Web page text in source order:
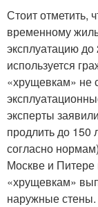
Стоит отметить,
временному
эксплуатацию
используется
«хрущевкам» не
эксперты
продлить до 150
согласно
Москве и Питере
«хрущевкам»
наружные стены.